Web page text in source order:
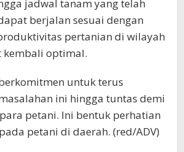
jadwal tanam yang telah
berjalan sesuai dengan
pertanian di wilayah
kembali optimal.
berkomitmen untuk terus
ini hingga tuntas demi
petani. Ini bentuk perhatian
petani di daerah. (red/ADV)